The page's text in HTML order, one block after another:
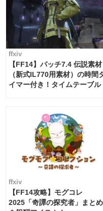
ffxiv
【FF14】パッチ7.4 伝説素材
（新式IL770用素材）の時間
イマー付き！タイムテーブル
ffxiv
【FF14攻略】モグコレ
2025「奇譚の探究者」まとめ